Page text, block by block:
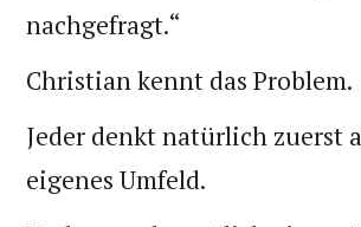
nachgefragt.“
Christian kennt das Problem.
Jeder denkt natürlich zuerst
eigenes Umfeld.